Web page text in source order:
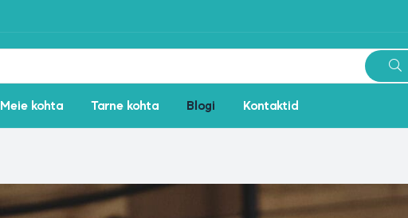
Meie kohta Tarne kohta Blogi Kontaktid